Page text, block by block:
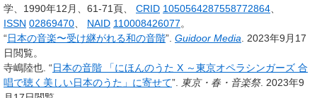
学、1990年12月、61-71頁、 CRID 1050564287558772864
ISSN 02869470 NAID 110008426077。
“日本の音楽〜受け継がれる和の音階”. Guidoor Media
2023年9月17
日閲覧。
寺嶋陸也. “日本の音階 「にほんのうた X ～東京オペラシンガーズ 合
唱で聴く美しい日本のうた」に寄せて”. 東京・春・音楽祭. 2023年9